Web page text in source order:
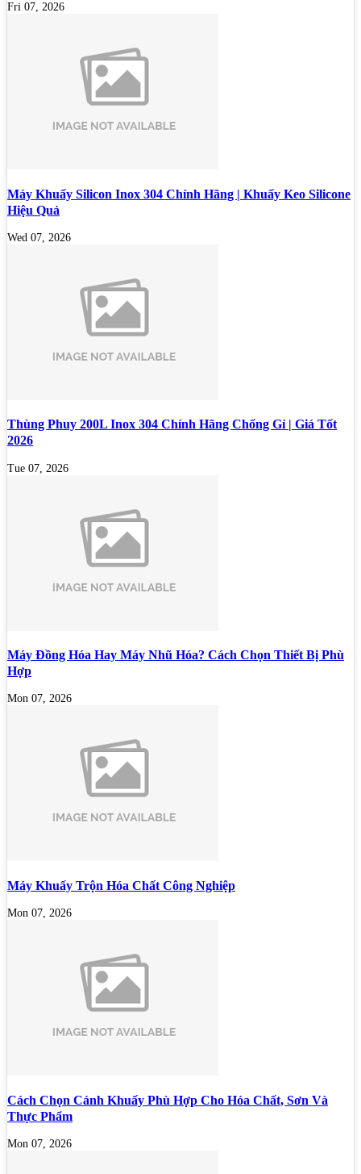
Fri 07, 2026
Máy Khuấy Silicon Inox 304 Chính Hãng | Khuấy Keo Silicone
Hiệu Quả
Wed 07, 2026
Thùng Phuy 200L Inox 304 Chính Hãng Chống Gỉ | Giá Tốt
2026
Tue 07, 2026
Máy Đồng Hóa Hay Máy Nhũ Hóa? Cách Chọn Thiết Bị Phù
Hợp
Mon 07, 2026
Máy Khuấy Trộn Hóa Chất Công Nghiệp
Mon 07, 2026
Cách Chọn Cánh Khuấy Phù Hợp Cho Hóa Chất, Sơn Và
Thực Phẩm
Mon 07, 2026